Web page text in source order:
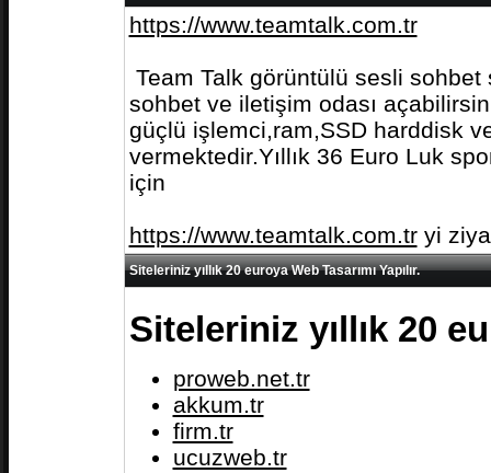
https://www.teamtalk.com.tr
Team Talk görüntülü sesli
sohbet ve iletişim odası
güçlü işlemci,ram,SSD harddisk
vermektedir.Yıllık 36 Euro Luk
için
https://www.teamtalk.com.tryi
Siteleriniz yıllık 20 euroya Web Tasarımı Yapılır.
Siteleriniz yıllık 20
proweb.net.tr
akkum.tr
firm.tr
ucuzweb.tr